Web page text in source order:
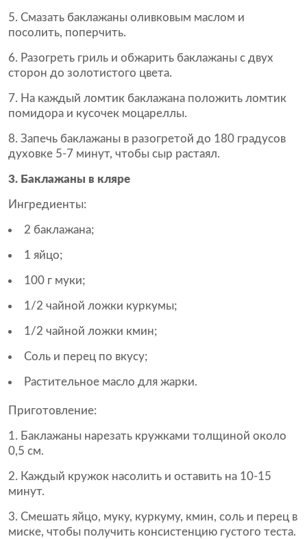
Смазать баклажаны оливковым маслом и
посолить, поперчить.
Разогреть гриль и обжарить баклажаны с двух
сторон до золотистого цвета.
На каждый ломтик баклажана положить ломтик
помидора и кусочек моцареллы.
Запечь баклажаны в разогретой до 180 градусов
духовке 5-7 минут, чтобы сыр растаял.
3. Баклажаны в кляре
Ингредиенты:
2 баклажана;
1 яйцо;
100 г муки;
1/2 чайной ложки куркумы;
1/2 чайной ложки кмин;
Соль и перец по вкусу;
Растительное масло для жарки.
Приготовление:
Баклажаны нарезать кружками толщиной около
0,5 см.
Каждый кружок насолить и оставить на 10-15
минут.
Смешать яйцо, муку, куркуму, кмин, соль и перец в
миске, чтобы получить консистенцию густого теста.